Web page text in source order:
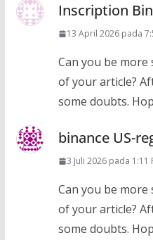
Inscription
13 April 2026 pada
Can you be
of your article?
some doubts.
binance US-
3 Juli 2026 pada 1:11
Can you be
of your article?
some doubts.